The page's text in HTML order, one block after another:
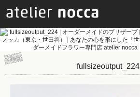
fullsizeoutput_224